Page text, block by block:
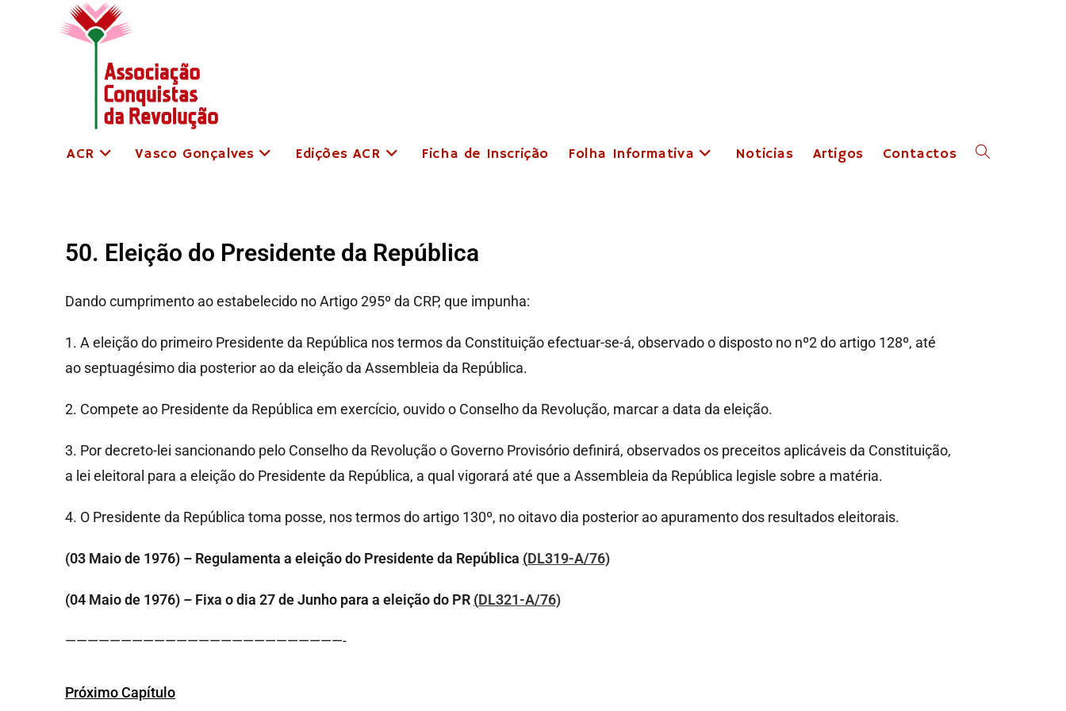
ACR Vasco Gonçalves Edições ACR Ficha de Inscrição Folha Informativa Noticias Artigos Contactos
50. Eleição do Presidente da República
Dando cumprimento ao estabelecido no Artigo 295º da CRP, que impunha:
1. A eleição do primeiro Presidente da República nos termos da Constituição efectuar-se-á, observado o disposto no nº2 do artigo 128º, até
ao septuagésimo dia posterior ao da eleição da Assembleia da República.
2. Compete ao Presidente da República em exercício, ouvido o Conselho da Revolução, marcar a data da eleição.
3. Por decreto-lei sancionando pelo Conselho da Revolução o Governo Provisório definirá, observados os preceitos aplicáveis da Constituição,
a lei eleitoral para a eleição do Presidente da República, a qual vigorará até que a Assembleia da República legisle sobre a matéria.
4. O Presidente da República toma posse, nos termos do artigo 130º, no oitavo dia posterior ao apuramento dos resultados eleitorais.
(03 Maio de 1976) – Regulamenta a eleição do Presidente da República (DL319-A/76)
(04 Maio de 1976) – Fixa o dia 27 de Junho para a eleição do PR (DL321-A/76)
—————————————————————————-
Próximo Capítulo